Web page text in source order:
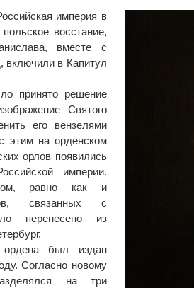
империя в
восстание,
вместе с
включили в Капитул
принято решение
Святого
его вензелями
этим на орденском
орлов появились
империи.
равно как и
связанных с
перенесено из
ордена был издан
Согласно новому
на три